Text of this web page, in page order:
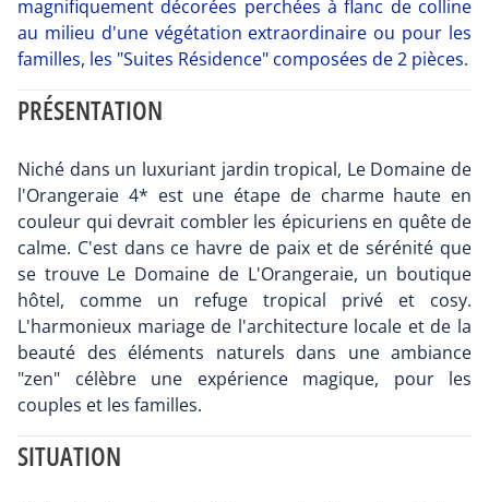
magnifiquement décorées perchées à flanc de colline
au milieu d'une végétation extraordinaire ou pour les
familles, les "Suites Résidence" composées de 2 pièces.
PRÉSENTATION
Niché dans un luxuriant jardin tropical, Le Domaine de
l'Orangeraie 4* est une étape de charme haute en
couleur qui devrait combler les épicuriens en quête de
calme. C'est dans ce havre de paix et de sérénité que
se trouve Le Domaine de L'Orangeraie, un boutique
hôtel, comme un refuge tropical privé et cosy.
L'harmonieux mariage de l'architecture locale et de la
beauté des éléments naturels dans une ambiance
"zen" célèbre une expérience magique, pour les
couples et les familles.
SITUATION